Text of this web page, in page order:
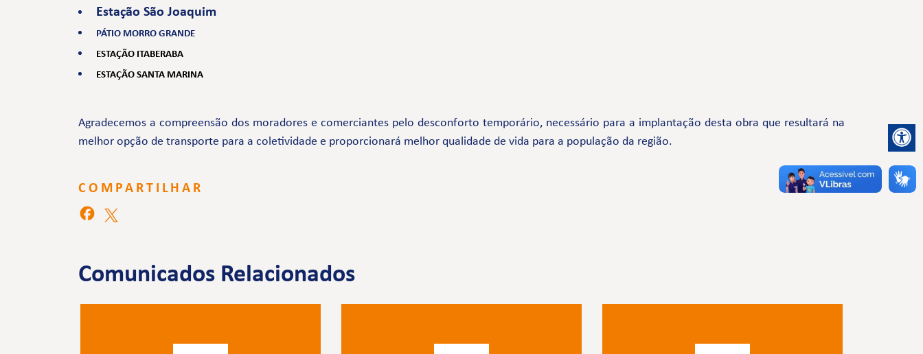
Estação São Joaquim
PÁTIO MORRO GRANDE
ESTAÇÃO ITABERABA
ESTAÇÃO SANTA MARINA
Agradecemos a compreensão dos moradores e comerciantes pelo desconforto temporário, necessário para a implantação desta obra que resultará na
melhor opção de transporte para a coletividade e proporcionará melhor qualidade de vida para a população da região.
COMPARTILHAR
Comunicados Relacionados